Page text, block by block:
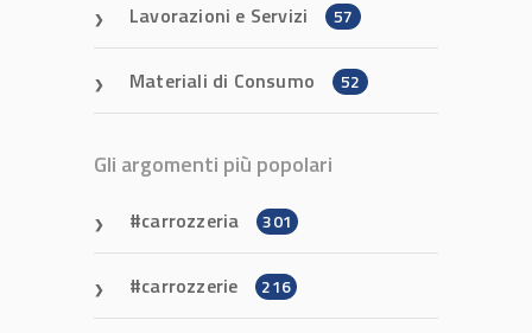
Lavorazioni e Servizi 57
Materiali di Consumo 52
Gli argomenti più popolari
carrozzeria 301
carrozzerie 216